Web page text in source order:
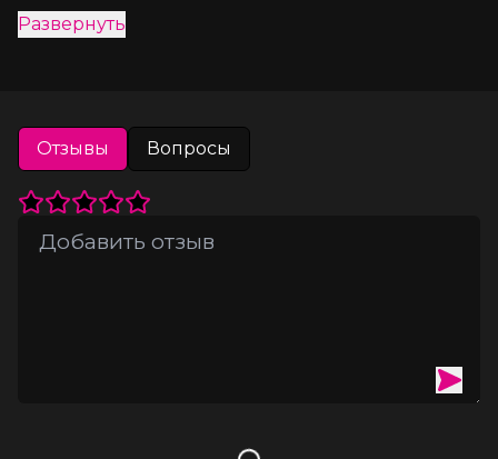
питает, нормализует pH-баланс, улучшает состояние кожи и
органами женщин и мужчин. Не имеет цвета и запаха, легко
смывается водой.
Развернуть
Отзывы Вопросы